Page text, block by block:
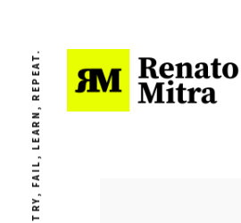
TRY, FAIL, LEARN, REPEAT.